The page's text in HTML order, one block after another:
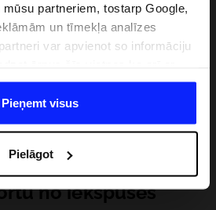
partneriem, tostarp Google,
un tīmekļa analīzes
var apvienot so informāciju
izmantojot viņu pakalpojumus. Ar
pārsūtīt Jūsu personas datus
uzlabotu veidu, kadā tiek rādīta
partneru piedāvātos risinajumus
Detalizētu informāciju var atrast
un sadaļā "Detaļas".
Pieņemt visus
Pielāgot
no iekšpuses